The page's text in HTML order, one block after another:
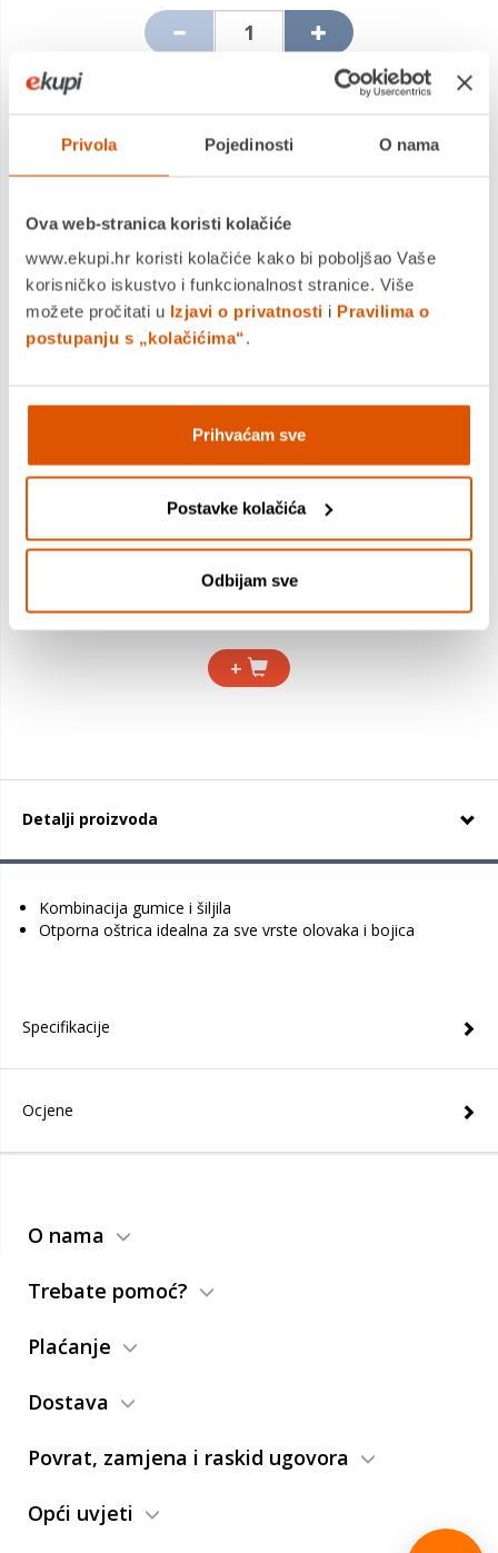
Privola Pojedinosti O nama
Ova web-stranica koristi kolačiće
www.ekupi.hr koristi kolačiće kako bi poboljšao Vaše
korisničko iskustvo i funkcionalnost stranice. Više
možete pročitati u Izjavi o privatnosti i Pravilima o
postupanju s „kolačićima“.
Prihvaćam sve
Postavke kolačića
Odbijam sve
MOGLO BI VAS ZANIMATI I OVO
6,99 €
5,88 €
+
Detalji proizvoda
Kombinacija gumice i šiljila
Otporna oštrica idealna za sve vrste olovaka i bojica
Specifikacije
Ocjene
O nama
Trebate pomoć?
Plaćanje
Dostava
Povrat, zamjena i raskid ugovora
Opći uvjeti